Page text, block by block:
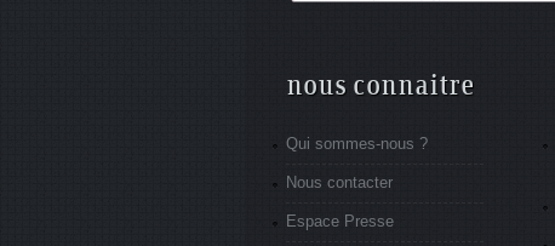
nous connaitre
Qui sommes-nous ?
Nous contacter
Espace Presse